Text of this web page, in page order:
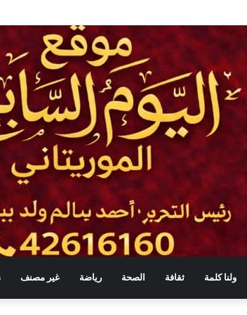
يعني التبعية أو التخلي عن الرقابة
ولنا كلمة ثقافة الصحة رياضة غير مصنف